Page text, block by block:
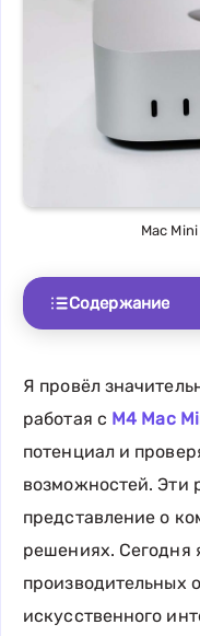
Mac
Содержание
Я провёл
работая с M4 Mac
потенциал и
возможностей. Эти
представление о
решениях. Сегодня
производительных
искусственного